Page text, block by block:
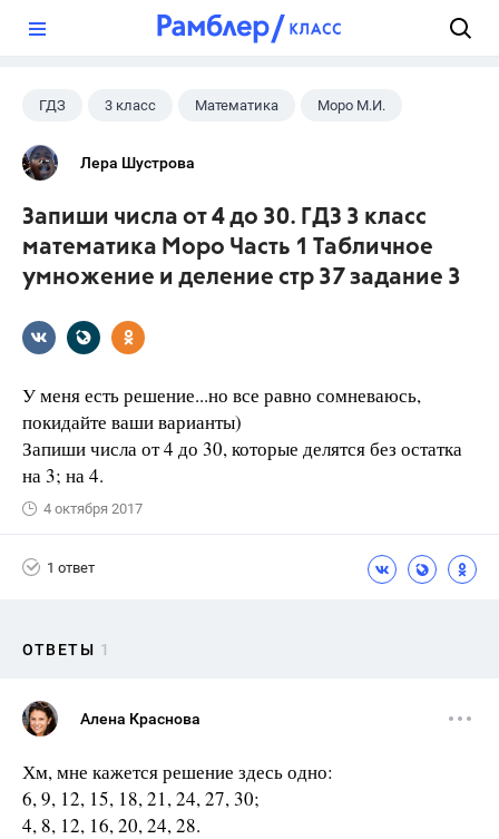
ГДЗ 3 класс Математика Моро М.И.
Лера Шустрова
Запиши числа от 4 до 30. ГДЗ 3 класс
математика Моро Часть 1 Табличное
умножение и деление стр 37 задание 3
У меня есть решение...но все равно сомневаюсь,
покидайте ваши варианты)
Запиши числа от 4 до 30, которые делятся без остатка
на 3; на 4.
4 октября 2017
1 ответ
ОТВЕТЫ 1
Алена Краснова
Хм, мне кажется решение здесь одно:
6, 9, 12, 15, 18, 21, 24, 27, 30;
4, 8, 12, 16, 20, 24, 28.